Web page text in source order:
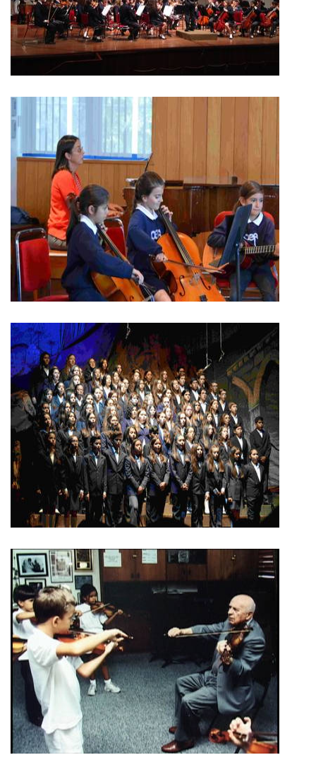
significa lugar para danzar. Esta definición se remonta alrededor
del siglo V a. C., cuando las representaciones se efectuaban en
teatros al aire libre, donde en Roma se llamaban anfiteatros.
ENSAMBLES
Un ensamble musical es un grupo de dos o más personas que, a
través de la voz o de instrumento, transmiten una interpretación
propia de obras musicales pertenecientes a diferentes géneros y
estilos.
COROS
En los siglos XIV y XV, en el periodo conocido como Ars nova, los
niños pasan a formar parte de los coros, constituyendo las voces
agudas de las obras polifónicas. En el siglo XVI aumenta el
número de integrantes y se nombran las voces según su tesitura
(cantus, altus, tenor y bassus).
ACADEMIA DE MÚSICA
Al presente el Colegio Emil Friedman cuenta con ocho orquestas,
cuatro de ellas son dirigidas por ex alumnos del CEF que
actualmente son profesores y padres de esta casa de estudio.
Cuenta igualmente con cuatro ensambles, cuatro coros y dos
corales integradas por ex alumnos, padres y representantes.